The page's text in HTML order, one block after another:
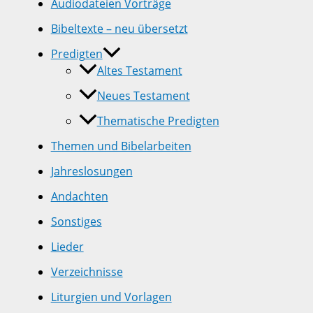
Audiodateien Vorträge
Bibeltexte – neu übersetzt
Predigten
Altes Testament
Neues Testament
Thematische Predigten
Themen und Bibelarbeiten
Jahreslosungen
Andachten
Sonstiges
Lieder
Verzeichnisse
Liturgien und Vorlagen